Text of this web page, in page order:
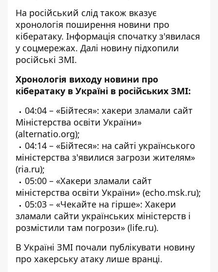
На російський слід також вказує
хронологія поширення новини про
кібератаку. Інформація спочатку з'явилася
у соцмережах. Далі новину підхопили
російські ЗМІ.
Хронологія виходу новини про
кібератаку в Україні в російських ЗМІ:
04:04 – «Бійтеся»: хакери зламали сайт
Міністерства освіти України»
(alternatio.org);
04:14 – «Бійтеся»: на сайті українського
міністерства з'явилися загрози жителям»
(ria.ru);
05:00 – «Хакери зламали сайт
міністерства освіти України» (echo.msk.ru);
05:03 – «Чекайте на гірше»: Хакери
зламали сайти українських міністерств і
розмістили там погрози» (life.ru).
В Україні ЗМІ почали публікувати новину
про хакерську атаку лише вранці.